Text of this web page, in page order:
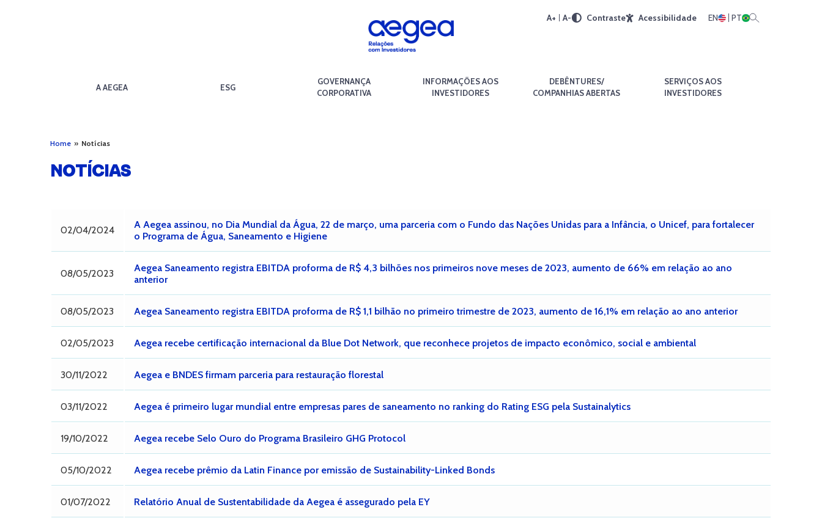
A+ A- Contraste Acessibilidade EN PT
A AEGEA ESG
GOVERNANÇA
CORPORATIVA
INFORMAÇÕES AOS
INVESTIDORES
DEBÊNTURES/
COMPANHIAS ABERTAS
SERVIÇOS AOS
INVESTIDORES
Home » Notícias
NOTÍCIAS
02/04/2024
A Aegea assinou, no Dia Mundial da Água, 22 de março, uma parceria com o Fundo das Nações Unidas para a Infância, o Unicef, para fortalecer
o Programa de Água, Saneamento e Higiene
08/05/2023
Aegea Saneamento registra EBITDA proforma de R$ 4,3 bilhões nos primeiros nove meses de 2023, aumento de 66% em relação ao ano
anterior
08/05/2023 Aegea Saneamento registra EBITDA proforma de R$ 1,1 bilhão no primeiro trimestre de 2023, aumento de 16,1% em relação ao ano anterior
02/05/2023 Aegea recebe certificação internacional da Blue Dot Network, que reconhece projetos de impacto econômico, social e ambiental
30/11/2022 Aegea e BNDES firmam parceria para restauração florestal
03/11/2022 Aegea é primeiro lugar mundial entre empresas pares de saneamento no ranking do Rating ESG pela Sustainalytics
19/10/2022 Aegea recebe Selo Ouro do Programa Brasileiro GHG Protocol
05/10/2022 Aegea recebe prêmio da Latin Finance por emissão de Sustainability-Linked Bonds
01/07/2022 Relatório Anual de Sustentabilidade da Aegea é assegurado pela EY